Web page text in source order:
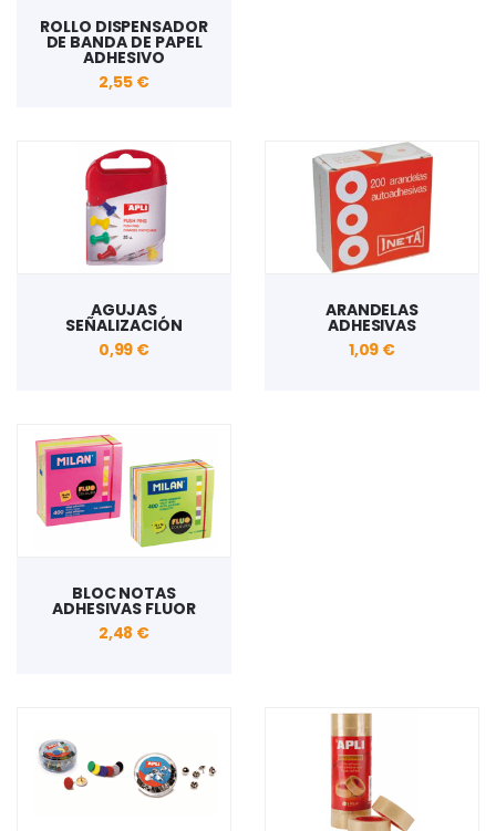
ROLLO DISPENSADOR
DE BANDA DE PAPEL
ADHESIVO
2,55 €
AGUJAS
SEÑALIZACIÓN
0,99 €
ARANDELAS
ADHESIVAS
1,09 €
BLOC NOTAS
ADHESIVAS FLUOR
2,48 €